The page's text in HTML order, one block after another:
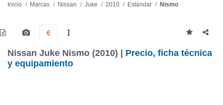
Inicio Marcas Nissan Juke 2010 Estándar Nismo
Nissan Juke Nismo (2010) | Precio, ficha técnica
y equipamiento